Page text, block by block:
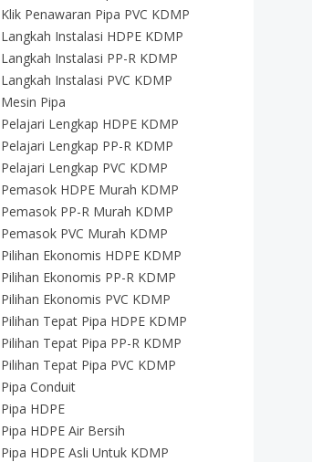
Klik Penawaran Pipa PVC KDMP
Langkah Instalasi HDPE KDMP
Langkah Instalasi PP-R KDMP
Langkah Instalasi PVC KDMP
Mesin Pipa
Pelajari Lengkap HDPE KDMP
Pelajari Lengkap PP-R KDMP
Pelajari Lengkap PVC KDMP
Pemasok HDPE Murah KDMP
Pemasok PP-R Murah KDMP
Pemasok PVC Murah KDMP
Pilihan Ekonomis HDPE KDMP
Pilihan Ekonomis PP-R KDMP
Pilihan Ekonomis PVC KDMP
Pilihan Tepat Pipa HDPE KDMP
Pilihan Tepat Pipa PP-R KDMP
Pilihan Tepat Pipa PVC KDMP
Pipa Conduit
Pipa HDPE
Pipa HDPE Air Bersih
Pipa HDPE Asli Untuk KDMP